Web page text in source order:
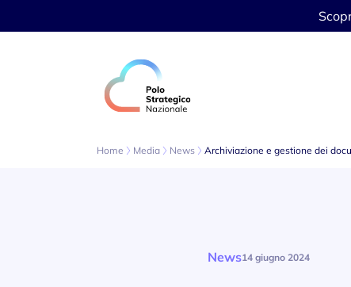
Home Media News Archiviazione e gestione dei
News14 giugno 2024